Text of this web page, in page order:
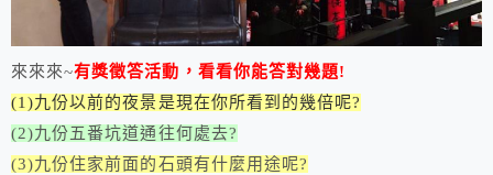
來來來~有獎徵答活動，看看你能答對幾題!
(1)九份以前的夜景是現在你所看到的幾倍呢?
(2)九份五番坑道通往何處去?
(3)九份住家前面的石頭有什麼用途呢?